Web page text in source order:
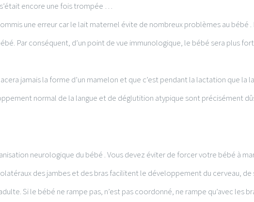
encore une fois trompée …
une erreur car le lait maternel évite de nombreux problèmes au
Par conséquent, d’un point de vue immunologique, le bébé sera plus
jamais la forme d’un mamelon et que c’est pendant la lactation que la
normal de la langue et de déglutition atypique sont précisément
neurologique du bébé . Vous devez éviter de forcer votre bébé à
des jambes et des bras facilitent le développement du cerveau, de
Si le bébé ne rampe pas, n’est pas coordonné, ne rampe qu’avec les